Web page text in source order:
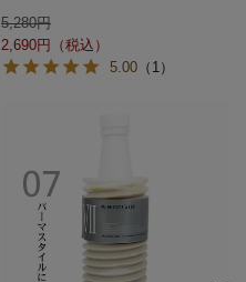
5,280
2,690
5.00 （1）